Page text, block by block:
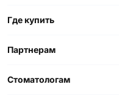
Где купить
Партнерам
Стоматологам